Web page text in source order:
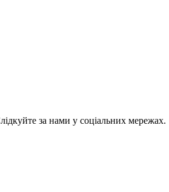
за нами у соціальних мережах.